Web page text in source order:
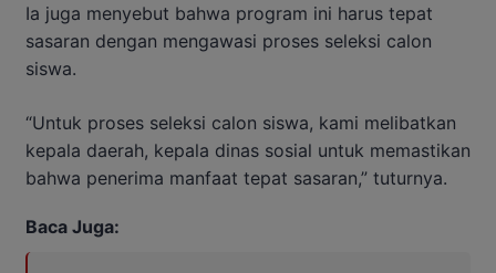
Ia juga menyebut bahwa program ini harus tepat
sasaran dengan mengawasi proses seleksi calon
siswa.
“Untuk proses seleksi calon siswa, kami melibatkan
kepala daerah, kepala dinas sosial untuk memastikan
bahwa penerima manfaat tepat sasaran,” tuturnya.
Baca Juga: